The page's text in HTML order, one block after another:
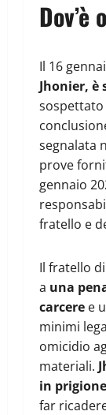
Dov’è
Il 16
Jhonier,
sospettato
segnalata
prove
gennaio
fratello e
Il fratello
a una
carcere e
minimi
omicidio
materiali.
in prigione
far